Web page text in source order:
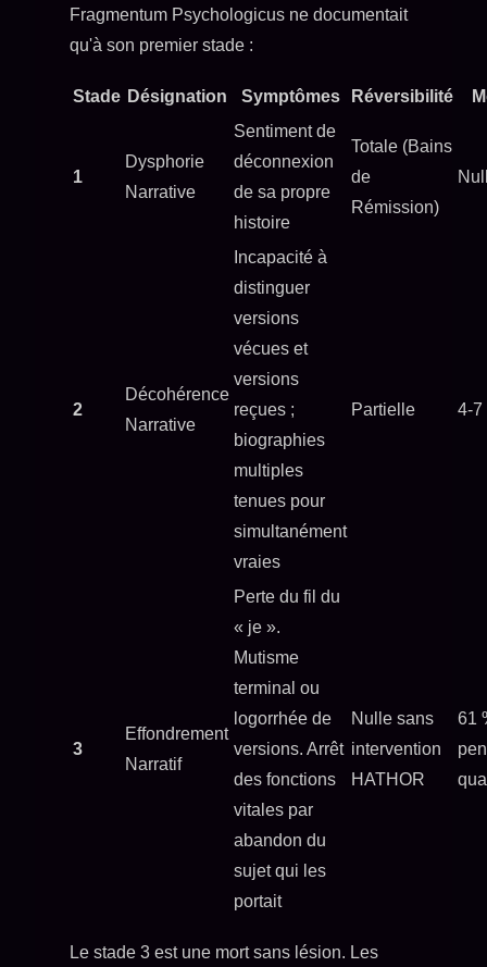
Fragmentum Psychologicus ne documentait
qu'à son premier stade :
Stade Désignation Symptômes Réversibilité
1
Dysphorie
Narrative
Sentiment de
déconnexion
de sa propre
histoire
Totale (Bains
de
Rémission)
2
Décohérence
Narrative
Incapacité à
distinguer
versions
vécues et
versions
reçues ;
biographies
multiples
tenues pour
simultanément
vraies
Partielle 4-7
3
Effondrement
Narratif
Perte du fil du
« je ».
Mutisme
terminal ou
logorrhée de
versions. Arrêt
des fonctions
vitales par
abandon du
sujet qui les
portait
Nulle sans
intervention
HATHOR
61
Le stade 3 est une mort sans lésion. Les